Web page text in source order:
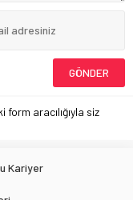
form aracılığıyla siz
Kariyer